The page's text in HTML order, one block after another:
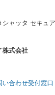
シャッタ セキュ
株式会社
合わせ受付窓口